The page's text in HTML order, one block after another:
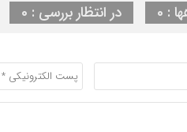
: 0 در انتظار بررسی : 0